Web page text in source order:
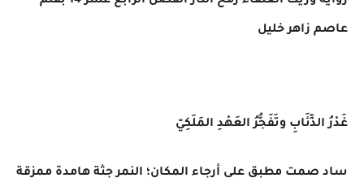
عاصم زاهر خليل
غَدْرُ الذِّئَابِ وتَفَجُّرُ العَهْدِ المَلَكِيّ
ساد صمت مطبق على أرجاء المكان؛ النمر جثة هامدة ممزقة